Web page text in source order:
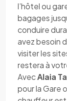
l’hôtel ou
bagages
conduire
avez besoin
visiter les
restera à
AvecAlaia
pour la Gare